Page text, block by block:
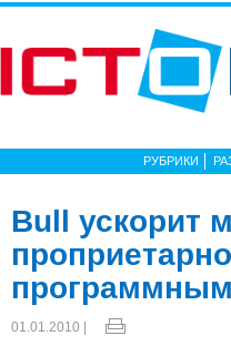
РУБРИКИ
Bull ускорит
01.01.2010 |